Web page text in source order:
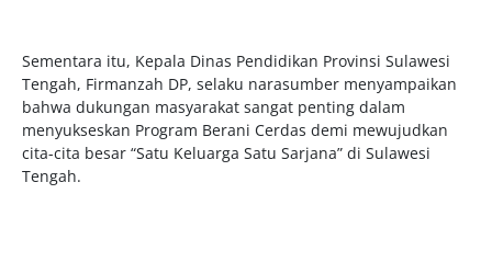
Sementara itu, Kepala Dinas Pendidikan Provinsi Sulawesi
Tengah, Firmanzah DP, selaku narasumber menyampaikan
bahwa dukungan masyarakat sangat penting dalam
menyukseskan Program Berani Cerdas demi mewujudkan
cita-cita besar “Satu Keluarga Satu Sarjana” di Sulawesi
Tengah.